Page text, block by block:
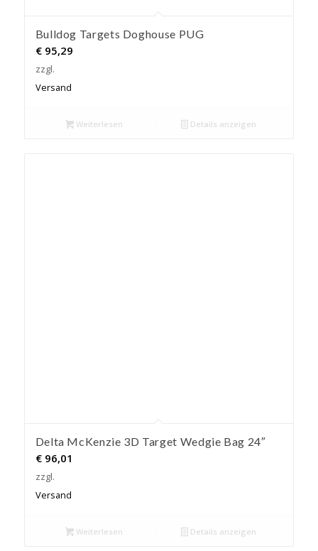
Bulldog Targets Doghouse PUG
€95,29
zzgl.
Versand
Weiterlesen Details anzeigen
Delta McKenzie 3D Target Wedgie Bag 24″
€96,01
zzgl.
Versand
Weiterlesen Details anzeigen